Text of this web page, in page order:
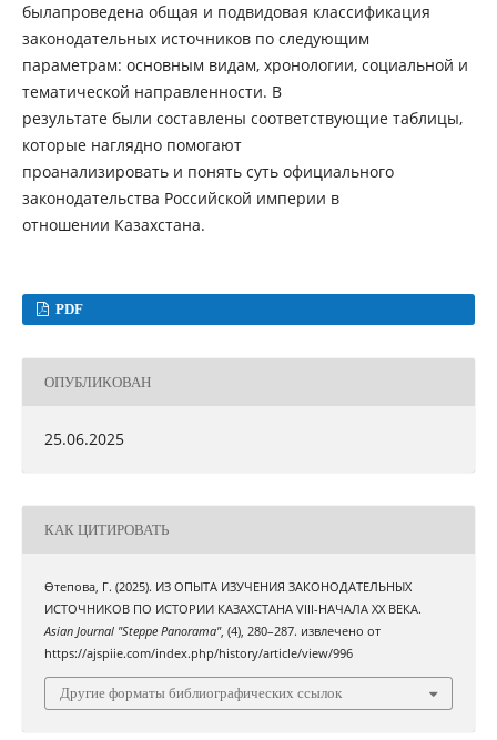
былапроведена общая и подвидовая классификация
законодательных источников по следующим
параметрам: основным видам, хронологии, социальной и
тематической направленности. В
результате были составлены соответствующие таблицы,
которые наглядно помогают
проанализировать и понять суть официального
законодательства Российской империи в
отношении Казахстана.
PDF
ОПУБЛИКОВАН
25.06.2025
КАК ЦИТИРОВАТЬ
Өтепова, Г. (2025). ИЗ ОПЫТА ИЗУЧЕНИЯ ЗАКОНОДАТЕЛЬНЫХ
ИСТОЧНИКОВ ПО ИСТОРИИ КАЗАХСТАНА VIII-НАЧАЛА XX ВЕКА.
Asian Journal "Steppe Panorama", (4), 280–287. извлечено от
https://ajspiie.com/index.php/history/article/view/996
Другие форматы библиографических ссылок